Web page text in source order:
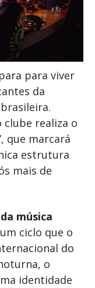
para viver
da
clube realiza o
que marcará
estrutura
mais de
música
ciclo que o
do
o
identidade